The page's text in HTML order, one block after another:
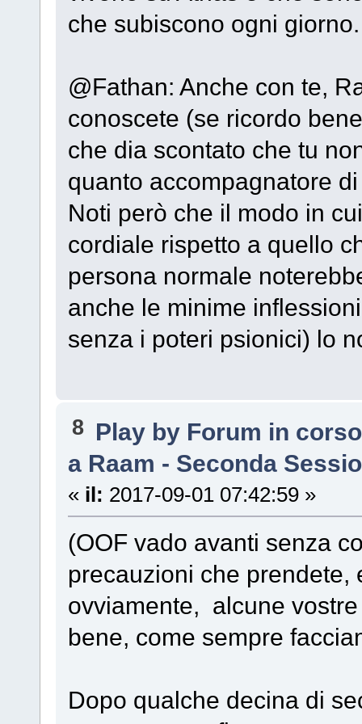
che subiscono ogni giorno.
@Fathan: Anche con te,
conoscete (se ricordo
che dia scontato che tu
quanto accompagnatore
Noti però che il modo in
cordiale rispetto a quello
persona normale
anche le minime
senza i poteri psionici) lo
8 Play by Forum in corso
a Raam - Seconda
« il: 2017-09-01 07:42:59 »
(OOF vado avanti senza
precauzioni che prendete,
ovviamente, alcune
bene, come sempre
Dopo qualche decina di